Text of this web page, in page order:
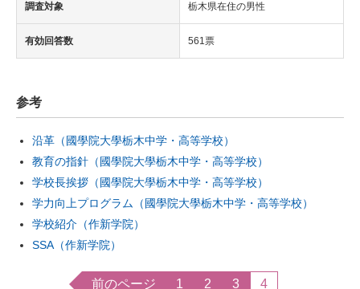
調査対象 栃木県在住の男性
有効回答数 561票
参考
沿革（國學院大學栃木中学・高等学校）
教育の指針（國學院大學栃木中学・高等学校）
学校長挨拶（國學院大學栃木中学・高等学校）
学力向上プログラム（國學院大學栃木中学・高等学校）
学校紹介（作新学院）
SSA（作新学院）
前のページ 1 2 3 4